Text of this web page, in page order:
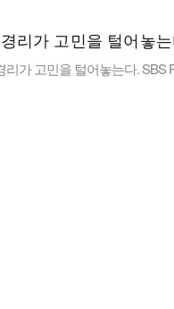
리가 고민을 털어놓는다. SBS